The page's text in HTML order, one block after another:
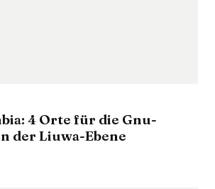
4 Orte für die Gnu-
der Liuwa-Ebene